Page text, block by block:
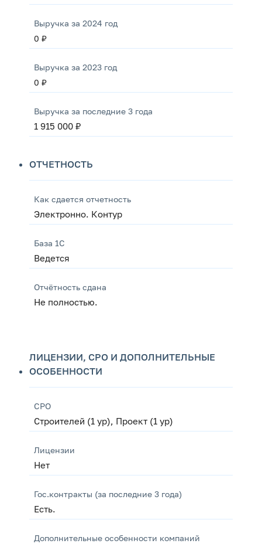
Выручка за 2024 год
0 ₽
Выручка за 2023 год
0 ₽
Выручка за последние 3 года
1 915 000 ₽
ОТЧЕТНОСТЬ
Как сдается отчетность
Электронно. Контур
База 1С
Ведется
Отчётность сдана
Не полностью.
ЛИЦЕНЗИИ, СРО И ДОПОЛНИТЕЛЬНЫЕ
ОСОБЕННОСТИ
СРО
Строителей (1 ур), Проект (1 ур)
Лицензии
Нет
Гос.контракты (за последние 3 года)
Есть.
Дополнительные особенности компаний